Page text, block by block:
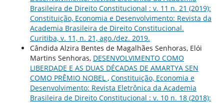
Brasileira de Direito Constitucional : v. 11 n. 21 (2019):
Constituição, Economia e Desenvolvimento: Revista da
Academia Brasileira de Direito Constitucional.
Curitiba, v. 11, n. 21, ago./dez. 2019.
Cândida Alzira Bentes de Magalhães Senhoras, Elói
Martins Senhoras, DESENVOLVIMENTO COMO
LIBERDADE E AS DUAS DÉCADAS DE AMARTYA SEN
COMO PRÊMIO NOBEL , Constituição, Economia e
Desenvolvimento: Revista Eletrônica da Academia
Brasileira de Direito Constitucional : v. 10 n. 18 (2018):